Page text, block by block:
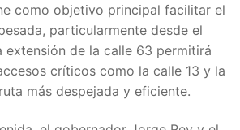
como objetivo principal facilitar el
particularmente desde el
extensión de la calle 63 permitirá
críticos como la calle 13 y la
más despejada y eficiente.